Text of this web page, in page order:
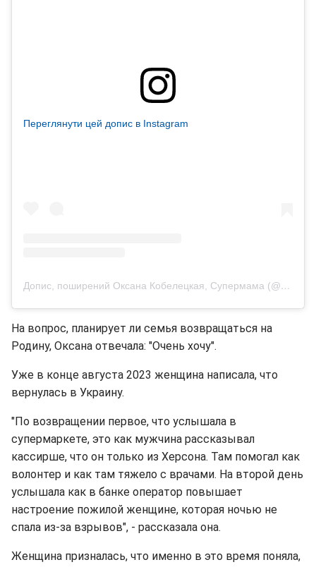
Переглянути цей допис в Instagram
Допис, поширений Оксана Кобелецкая, Супермама (@odessafiver)
На вопрос, планирует ли семья возвращаться на
Родину, Оксана отвечала: "Очень хочу".
Уже в конце августа 2023 женщина написала, что
вернулась в Украину.
"По возвращении первое, что услышала в
супермаркете, это как мужчина рассказывал
кассирше, что он только из Херсона. Там помогал как
волонтер и как там тяжело с врачами. На второй день
услышала как в банке оператор повышает
настроение пожилой женщине, которая ночью не
спала из-за взрывов", - рассказала она.
Женщина призналась, что именно в это время поняла,